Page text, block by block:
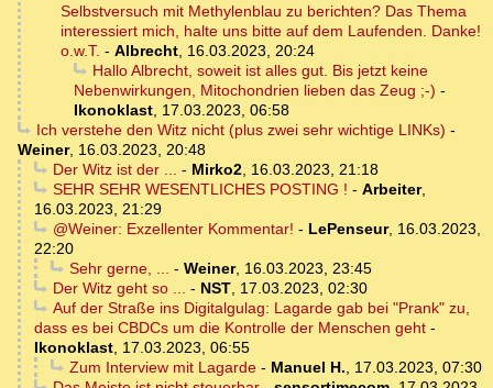
Selbstversuch mit Methylenblau zu berichten? Das Thema
interessiert mich, halte uns bitte auf dem Laufenden. Danke!
o.w.T. - Albrecht, 16.03.2023, 20:24
Hallo Albrecht, soweit ist alles gut. Bis jetzt keine
Nebenwirkungen, Mitochondrien lieben das Zeug ;-) -
Ikonoklast, 17.03.2023, 06:58
Ich verstehe den Witz nicht (plus zwei sehr wichtige LINKs) -
Weiner, 16.03.2023, 20:48
Der Witz ist der ... - Mirko2, 16.03.2023, 21:18
SEHR SEHR WESENTLICHES POSTING ! - Arbeiter,
16.03.2023, 21:29
@Weiner: Exzellenter Kommentar! - LePenseur, 16.03.2023,
22:20
Sehr gerne, ... - Weiner, 16.03.2023, 23:45
Der Witz geht so ... - NST, 17.03.2023, 02:30
Auf der Straße ins Digitalgulag: Lagarde gab bei "Prank" zu,
dass es bei CBDCs um die Kontrolle der Menschen geht -
Ikonoklast, 17.03.2023, 06:55
Zum Interview mit Lagarde- Manuel H., 17.03.2023, 07:30